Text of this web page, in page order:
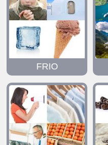
FRIO